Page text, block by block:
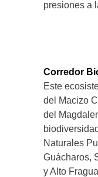
presiones a
Corredor
Este
del Macizo
del
Naturales
Guácharos,
y Alto